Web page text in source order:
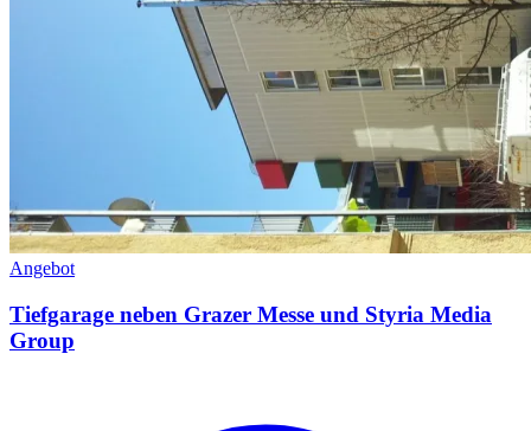
Angebot
Tiefgarage neben Grazer Messe und Styria Media
Group